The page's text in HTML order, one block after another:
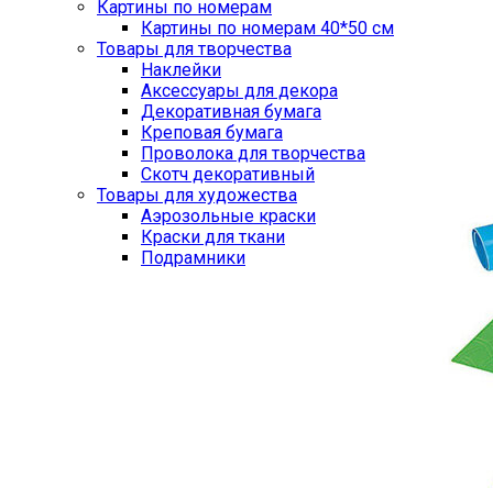
Картины по номерам
Картины по номерам 40*50 см
Товары для творчества
Наклейки
Аксессуары для декора
Декоративная бумага
Креповая бумага
Проволока для творчества
Скотч декоративный
Товары для художества
Аэрозольные краски
Краски для ткани
Подрамники